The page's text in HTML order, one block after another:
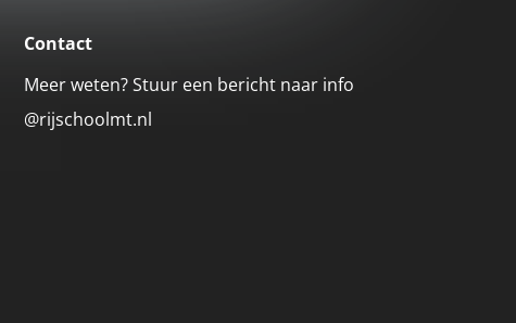
Contact
Meer weten? Stuur een bericht naar info
@rijschoolmt.nl